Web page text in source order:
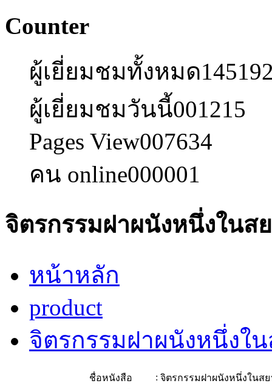
Counter
ผู้เยี่ยมชมทั้งหมด
ผู้เยี่ยมชมวันนี้001215
Pages View007634
คน online000001
จิตรกรรมฝาผนังหนึ่งในส
หน้าหลัก
product
จิตรกรรมฝาผนังหนึ่งใ
ชื่อหนังสือ : จิตรกรรมฝาผนังหนึ่งในส